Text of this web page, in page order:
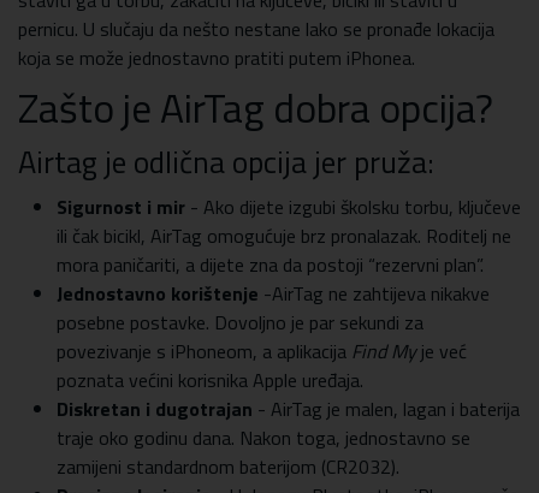
pernicu. U slučaju da nešto nestane lako se pronađe lokacija
koja se može jednostavno pratiti putem iPhonea.
Zašto je AirTag dobra opcija?
Airtag je odlična opcija jer pruža:
Sigurnost i mir - Ako dijete izgubi školsku torbu, ključeve
ili čak bicikl, AirTag omogućuje brz pronalazak. Roditelj ne
mora paničariti, a dijete zna da postoji “rezervni plan”.
Jednostavno korištenje -AirTag ne zahtijeva nikakve
posebne postavke. Dovoljno je par sekundi za
povezivanje s iPhoneom, a aplikacija Find Myje već
poznata većini korisnika Apple uređaja.
Diskretan i dugotrajan - AirTag je malen, lagan i baterija
traje oko godinu dana. Nakon toga, jednostavno se
zamijeni standardnom baterijom (CR2032).